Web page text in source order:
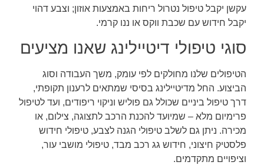
עקשן יקבל טיפול נטרול ריחות באמצעות אוזון; וצבע דהוי
יקבל חידוש עם שכבת ווקס או ננו קרמי.
סוגי טיפולי דיטיילינג שאנו מציעים
הטיפולים שלנו מחולקים לפי עומק, משך העבודה וסוג
הביצוע. החל מדיטיילינג בסיסי שמתאים לרענון תקופתי,
דרך טיפול ביניים שכולל גם פוליש וניקוי ריפודים, ועד לטיפול
פרימיום מלא – שמיועד להכנת הרכב לתצוגה, צילום, או
מכירה. ניתן גם לשלב טיפולי הגנה לצבע, טיפולי חידוש
פלסטיק חיצוני, חידוש גג רכב מבד, טיפולי מושבי עור,
וציפויים מתקדמים.